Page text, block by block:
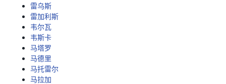
雷乌斯
雷加利斯
韦尔瓦
韦斯卡
马塔罗
马德里
马托雷尔
马拉加